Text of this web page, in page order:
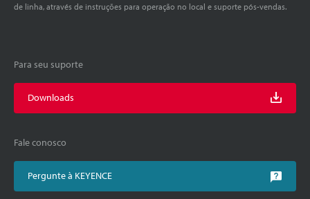
de linha, através de instruções para operação no local e suporte pós-vendas.
Para seu suporte
Downloads
Fale conosco
Pergunte à KEYENCE